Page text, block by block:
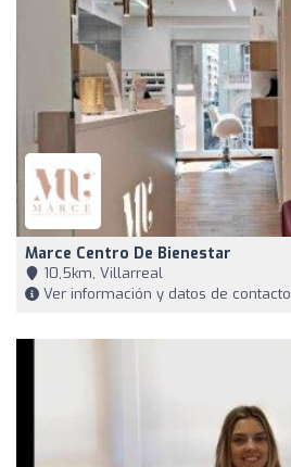
Marce Centro De Bienestar
10,5km, Villarreal
Ver información y datos de contacto